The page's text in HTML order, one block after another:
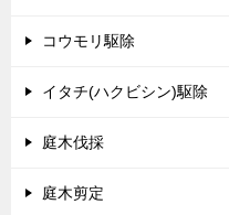
コウモリ駆除
イタチ(ハクビシン)駆除
庭木伐採
庭木剪定